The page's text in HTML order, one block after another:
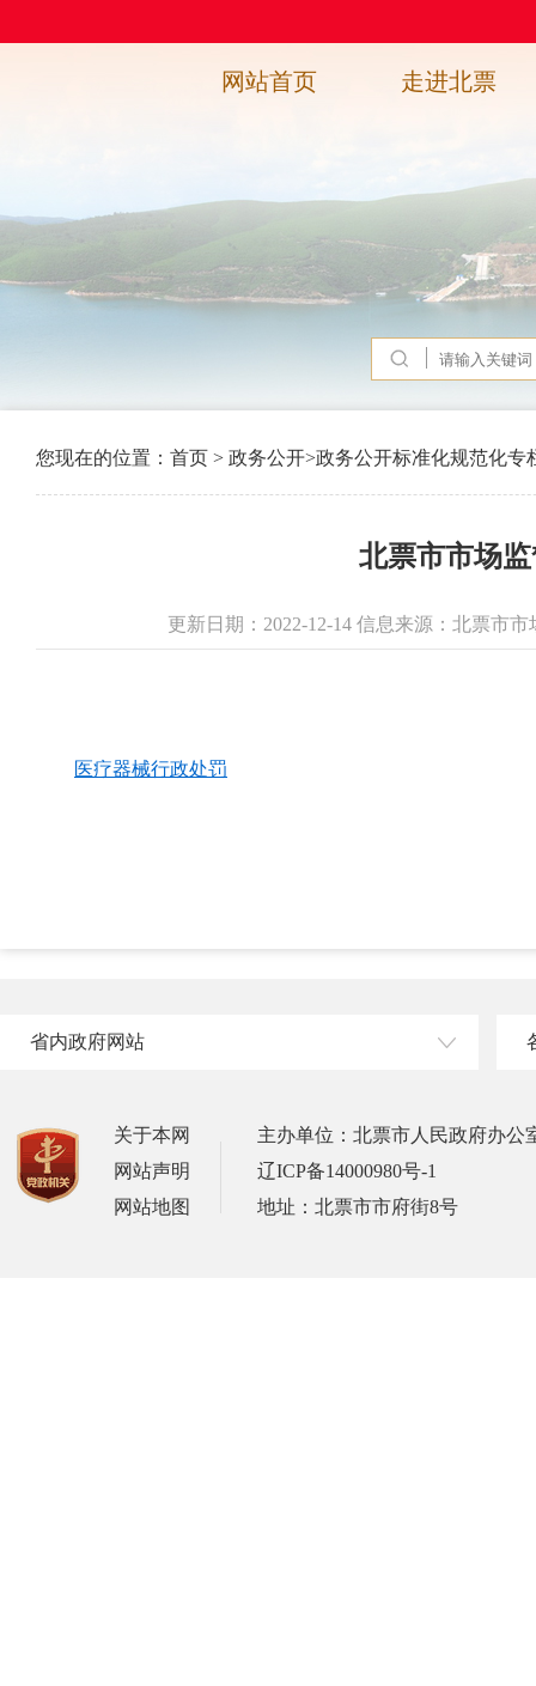
网站首页 走进北票
您现在的位置： 首页 > 政务公开>政务公开标准化规范化专
北票市市场
更新日期：2022-12-14 信息来源：北票市
医疗器械行政处罚
省内政府网站
关于本网
网站声明
网站地图
主办单位：北票市人民政府办公
辽ICP备14000980号-1
地址：北票市市府街8号